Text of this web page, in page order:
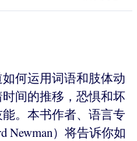
何运用词语和肢体动
间的推移，恐惧和坏
。本书作者、语言专
Newman）将告诉你如